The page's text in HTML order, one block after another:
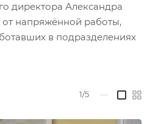
директора Александра
от напряжённой работы,
в подразделениях
1/5 —